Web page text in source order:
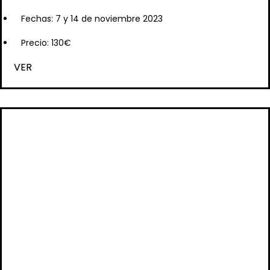
Fechas: 7 y 14 de noviembre 2023
Precio: 130€
VER